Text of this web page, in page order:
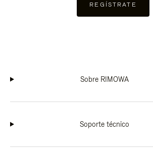
REGÍSTRATE
Sobre RIMOWA
Soporte técnico